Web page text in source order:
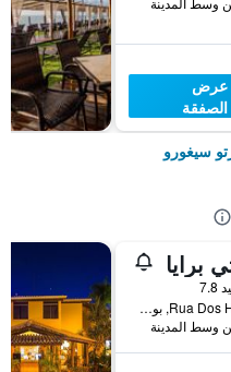
عرض
الصفقة
سيغورو
برايا
Rua Dos Hibiscos, 140, بورتو سيغورو, البرازيل